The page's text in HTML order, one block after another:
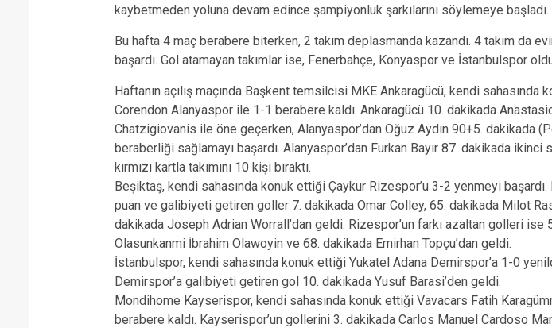
kaybetmeden yoluna devam edince şampiyonluk şarkılarını söylemeye başladı.
Bu hafta 4 maç berabere biterken, 2 takım deplasmanda kazandı. 4 takım da
başardı. Gol atamayan takımlar ise, Fenerbahçe, Konyaspor ve İstanbulspor
Haftanın açılış maçında Başkent temsilcisi MKE Ankaragücü, kendi sahasında
Corendon Alanyaspor ile 1-1 berabere kaldı. Ankaragücü 10. dakikada
Chatzigiovanis ile öne geçerken, Alanyaspor’dan Oğuz Aydın 90+5. dakikada
beraberliği sağlamayı başardı. Alanyaspor’dan Furkan Bayır 87. dakikada ikinci
kırmızı kartla takımını 10 kişi bıraktı.
Beşiktaş, kendi sahasında konuk ettiği Çaykur Rizespor’u 3-2 yenmeyi başardı.
puan ve galibiyeti getiren goller 7. dakikada Omar Colley, 65. dakikada Milot
dakikada Joseph Adrian Worrall’dan geldi. Rizespor’un farkı azaltan golleri ise
Olasunkanmi İbrahim Olawoyin ve 68. dakikada Emirhan Topçu’dan geldi.
İstanbulspor, kendi sahasında konuk ettiği Yukatel Adana Demirspor’a 1-0
Demirspor’a galibiyeti getiren gol 10. dakikada Yusuf Barasi’den geldi.
Mondihome Kayserispor, kendi sahasında konuk ettiği Vavacars Fatih
berabere kaldı. Kayserispor’un gollerini 3. dakikada Carlos Manuel Cardoso